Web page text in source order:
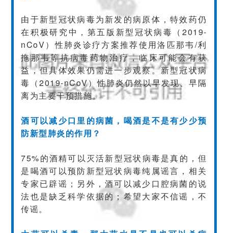
由于新型冠状病毒为新发的病原体，特效药仍
在积极研究中，第五版新型冠状病毒（2019-
nCoV）性肺炎诊疗方案推荐使用洛匹那韦/利
拖那韦等抗病毒药物治疗，临床可能会有获
益，但具体效果仍需进一步观察。新型冠状病
毒（2019-nCoV）性肺炎仍然以早发现、早隔
离为主要干预措施。
酒可以减少口里的病菌，喝酒是不是有少少预
防新型肺炎的作用？
75%的酒精可以灭活新型冠状病毒是真的，但
是喝酒可以预防新型冠状病毒纯属谣言，相关
专家已辟谣；另外，酒可以减少口腔病菌的说
法也是缺乏科学依据的；希望大家不信谣，不
传谣。